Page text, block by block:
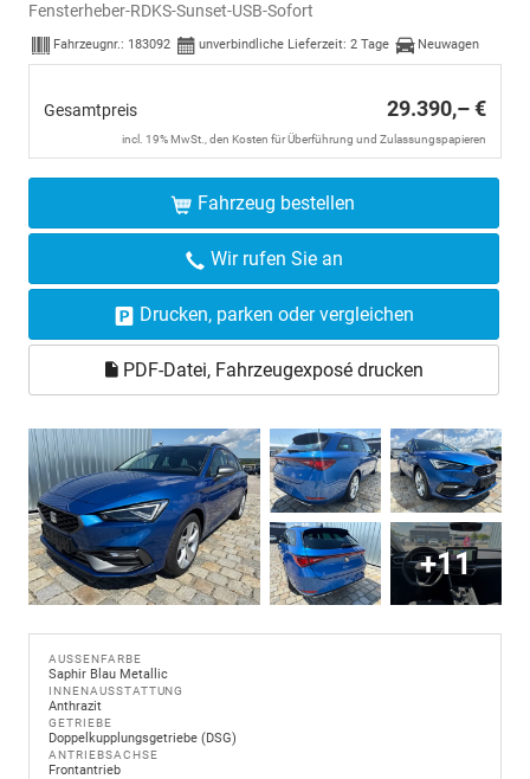
Fensterheber-RDKS-Sunset-USB-Sofort
Fahrzeugnr.: 183092 unverbindliche Lieferzeit: 2 Tage Neuwagen
Gesamtpreis 29.390,– €
incl. 19% MwSt., den Kosten für Überführung und Zulassungspapieren
Fahrzeug bestellen
Wir rufen Sie an
Drucken, parken oder vergleichen
PDF-Datei, Fahrzeugexposé drucken
+11
AUSSENFARBE
Saphir Blau Metallic
INNENAUSSTATTUNG
Anthrazit
GETRIEBE
Doppelkupplungsgetriebe (DSG)
ANTRIEBSACHSE
Frontantrieb